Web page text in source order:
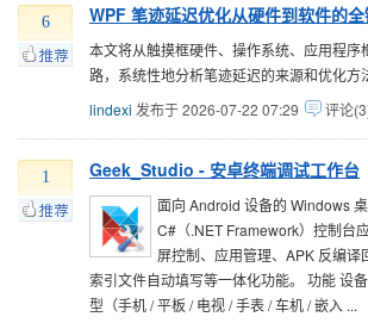
6 WPF 笔迹延迟优化从硬件到软件的
本文将从触摸框硬件、操作系统、应用程序
路，系统性地分析笔迹延迟的来源和优化方
lindexi 发布于 2026-07-22 07:29 评论
1 Geek_Studio - 安卓终端调试工作台
面向 Android 设备的 Windows
C#（.NET Framework）控制台
屏控制、应用管理、APK 反编译
索引文件自动填写等一体化功能。 功能 设
型（手机 / 平板 / 电视 / 手表 / 车机 / 嵌入 ...